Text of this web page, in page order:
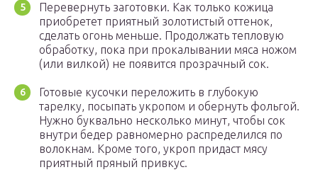
Перевернуть заготовки. Как только кожица
приобретет приятный золотистый оттенок,
сделать огонь меньше. Продолжать тепловую
обработку, пока при прокалывании мяса ножом
(или вилкой) не появится прозрачный сок.
Готовые кусочки переложить в глубокую
тарелку, посыпать укропом и обернуть фольгой.
Нужно буквально несколько минут, чтобы сок
внутри бедер равномерно распределился по
волокнам. Кроме того, укроп придаст мясу
приятный пряный привкус.